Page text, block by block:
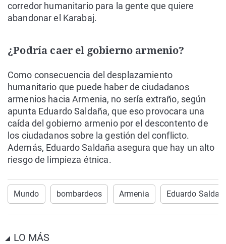
corredor humanitario para la gente que quiere
abandonar el Karabaj.
¿Podría caer el gobierno armenio?
Como consecuencia del desplazamiento
humanitario que puede haber de ciudadanos
armenios hacia Armenia, no sería extraño, según
apunta Eduardo Saldaña, que eso provocara una
caída del gobierno armenio por el descontento de
los ciudadanos sobre la gestión del conflicto.
Además, Eduardo Saldaña asegura que hay un alto
riesgo de limpieza étnica.
Mundo bombardeos Armenia Eduardo
LO MÁS